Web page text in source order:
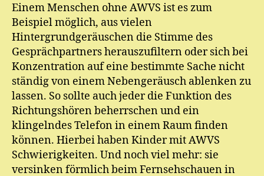
Einem Menschen ohne AWVS ist es zum
Beispiel möglich, aus vielen
Hintergrundgeräuschen die Stimme des
Gesprächpartners herauszufiltern oder sich bei
Konzentration auf eine bestimmte Sache nicht
ständig von einem Nebengeräusch ablenken zu
lassen. So sollte auch jeder die Funktion des
Richtungshören beherrschen und ein
klingelndes Telefon in einem Raum finden
können. Hierbei haben Kinder mit AWVS
Schwierigkeiten. Und noch viel mehr: sie
versinken förmlich beim Fernsehschauen in